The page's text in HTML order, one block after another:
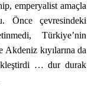
emperyalist amaçla
Önce çevresindeki
Türkiye’nin
kıyılarına da
… dur durak